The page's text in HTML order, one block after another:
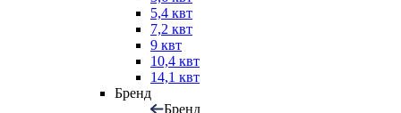
5,4 квт
7,2 квт
9 квт
10,4 квт
14,1 квт
Бренд
Бренд